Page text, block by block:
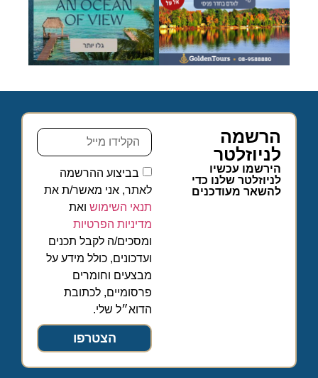
הרשמה
לניוזלטר
הירשמו עכשיו
לניוזלטר שלנו כדי
להשאר מעודכנים
בביצוע ההרשמה
לאתר, אני מאשר/ת את
תנאי השימוש ואת
מדיניות הפרטיות
ומסכים/ה לקבל תכנים
ועדכונים, כולל מידע על
מבצעים וחומרים
פרסומיים, לכתובת
הדוא״ל שלי.
הצטרפו